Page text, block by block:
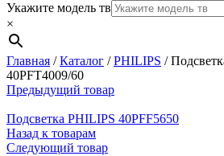
Укажите модель тв
×
Главная /Каталог /PHILIPS /
40PFT4009/60
Предыдущий товар
Подсветка PHILIPS 40PFF5650
Назад к товарам
Следующий товар